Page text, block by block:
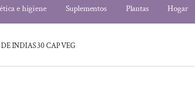
e higiene Suplementos Plantas Hogar
INDIAS 30 CAP VEG